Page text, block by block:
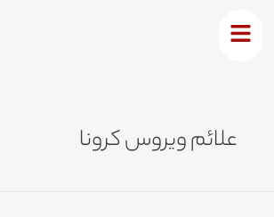
علائم ویروس کرونا